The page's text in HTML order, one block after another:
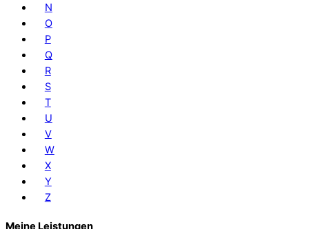
N
O
P
Q
R
S
T
U
V
W
X
Y
Z
Meine Leistungen